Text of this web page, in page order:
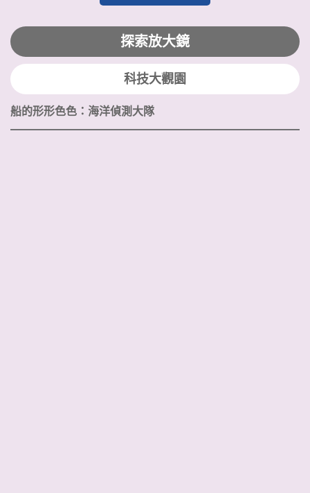
探索放大鏡
科技大觀園
船的形形色色：海洋偵測大隊